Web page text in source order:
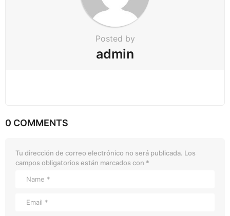
Posted by
admin
0 COMMENTS
Tu dirección de correo electrónico no será publicada. Los
campos obligatorios están marcados con *